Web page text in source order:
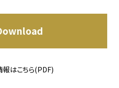
報はこちら(PDF)